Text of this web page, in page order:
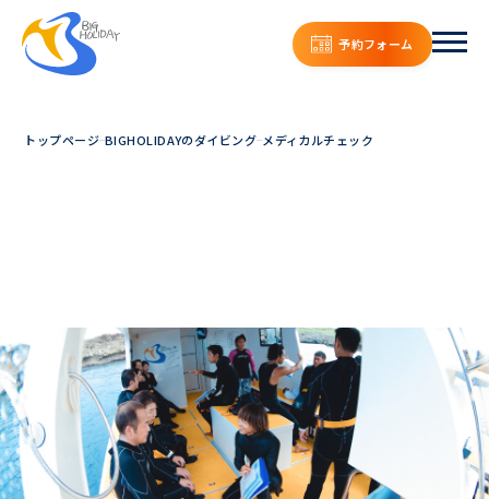
予約フォーム
トップページ BIGHOLIDAYのダイビング メディカルチェック